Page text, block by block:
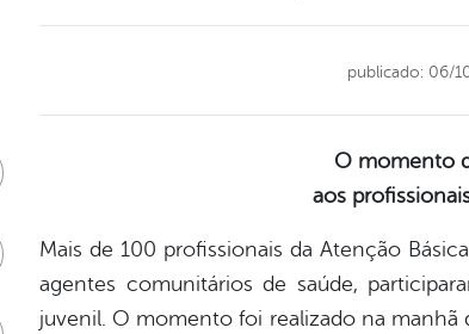
publicado: 06/
O momento
aos
Mais de 100 profissionais da Atenção
agentes comunitários de saúde,
juvenil. O momento foi realizado na